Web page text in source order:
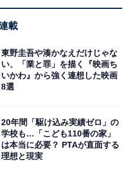
載
東野圭吾や湊かなえだけじゃな
い、「業と罪」を描く『映画ち
いかわ』から強く連想した映画
8選
20年間「駆け込み実績ゼロ」の
学校も…「こども110番の家」
は本当に必要？ PTAが直面する
理想と現実